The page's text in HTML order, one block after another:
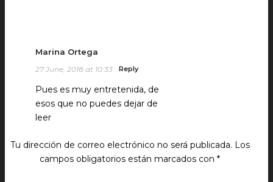
Marina Ortega
27 June, 2018 at 10:33 Reply
Pues es muy entretenida, de
esos que no puedes dejar de
leer
Tu dirección de correo electrónico no será publicada. Los
campos obligatorios están marcados con*